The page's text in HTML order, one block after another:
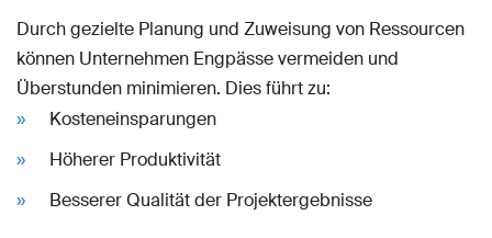
Durch gezielte Planung und Zuweisung von Ressourcen
können Unternehmen Engpässe vermeiden und
Überstunden minimieren. Dies führt zu:
Kosteneinsparungen
Höherer Produktivität
Besserer Qualität der Projektergebnisse